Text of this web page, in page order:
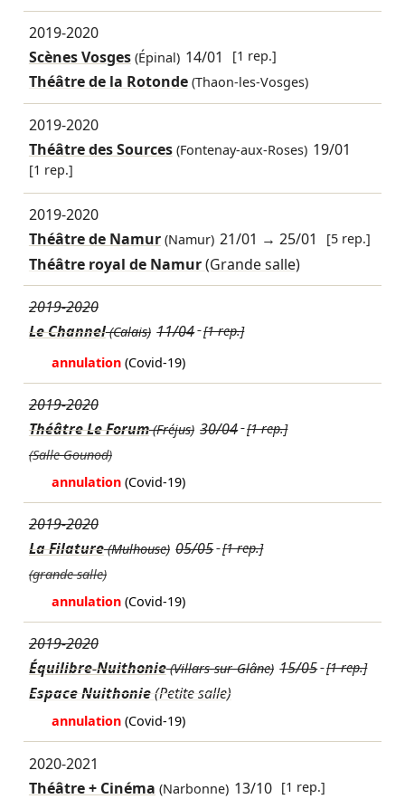
2019-2020
Scènes Vosges(Épinal) 14/01 [1 rep.]
Théâtre de la Rotonde (Thaon-les-Vosges)
2019-2020
Théâtre des Sources(Fontenay-aux-Roses) 19/01
[1 rep.]
2019-2020
Théâtre de Namur(Namur) 21/01 →25/01 [5 rep.]
Théâtre royal de Namur(Grande salle)
2019-2020
Le Channel(Calais) 11/04 [1 rep.]
annulation (Covid-19)
2019-2020
Théâtre Le Forum(Fréjus) 30/04 [1 rep.]
(Salle Gounod)
annulation (Covid-19)
2019-2020
La Filature(Mulhouse) 05/05 [1 rep.]
(grande salle)
annulation (Covid-19)
2019-2020
Équilibre-Nuithonie(Villars-sur-Glâne) 15/05 [1 rep.]
Espace Nuithonie(Petite salle)
annulation (Covid-19)
2020-2021
Théâtre + Cinéma (Narbonne) 13/10 [1 rep.]